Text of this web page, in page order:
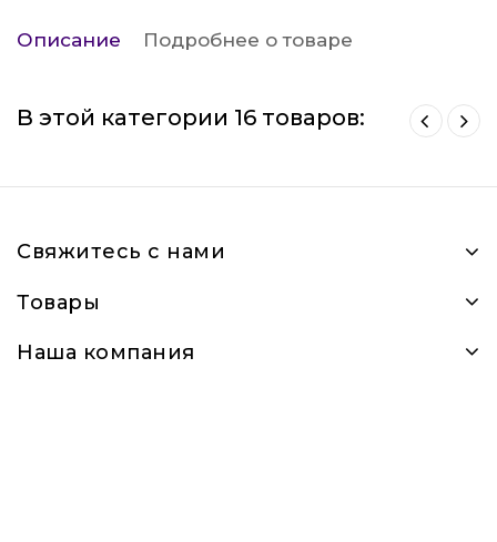
Описание Подробнее о товаре
В этой категории 16 товаров:
Свяжитесь с нами
Товары
Наша компания